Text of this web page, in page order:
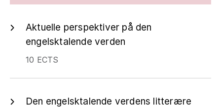
Aktuelle perspektiver på den
engelsktalende verden
10 ECTS
Den engelsktalende verdens litterære